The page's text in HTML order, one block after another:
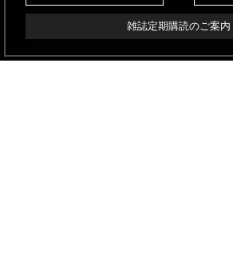
雑誌定期購読のご案内